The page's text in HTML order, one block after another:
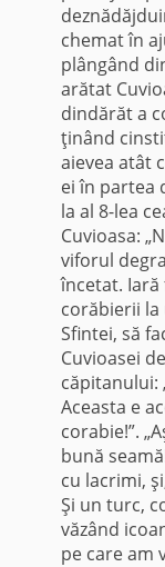
chemat în
plângând
arătat
dindărăt a
ţinând
aievea atât
ei în partea
la al 8-lea
Cuvioasa:
viforul
încetat. Iară
corăbierii la
Sfintei, să
Cuvioasei
căpitanului:
Aceasta e
corabie!”.
bună
cu lacrimi,
Şi un turc,
văzând
pe care am